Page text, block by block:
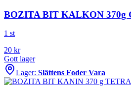
BOZITA BIT KALKON 370g
1 st
20 kr
Gott lager
Lager: Slättens Foder Vara